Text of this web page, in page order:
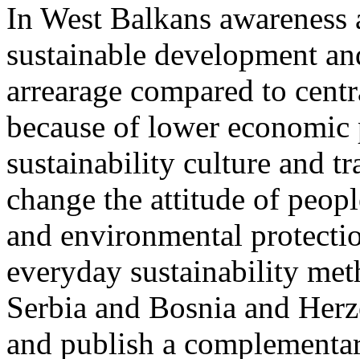
In West Balkans
sustainable development
arrearage compared to
because of lower
sustainability culture and
change the attitude of
and environmental
everyday sustainability
Serbia and Bosnia and
and publish a